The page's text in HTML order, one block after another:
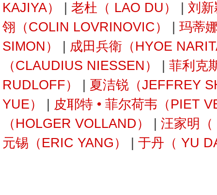
KAJIYA）
老杜（ LAO DU）
刘
翎（COLIN LOVRINOVIC）
玛蒂
SIMON）
成田兵衛（HYOE
（CLAUDIUS NIESSEN）
菲利克
RUDLOFF）
夏洁锐（JEFFREY
YUE）
皮耶特 • 菲尔荷韦（PIET
（HOLGER VOLLAND）
汪家明
元锡（ERIC YANG）
于丹（ YU